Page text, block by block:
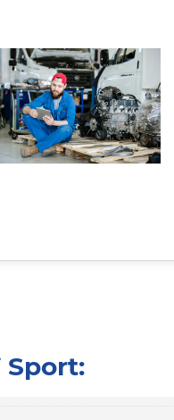
Sport: